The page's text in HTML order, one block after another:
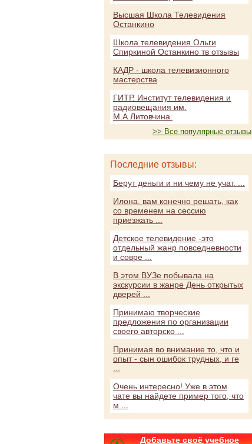
Высшая Школа Телевидения
Останкино
Школа телевидения Ольги
Спиркиной Останкино тв отзывы
КАДР - школа телевизионного
мастерства
ГИТР. Институт телевидения и
радиовещания им.
М.А.Литовчина.
>> Все популярные отзывы
Последние отзывы:
Берут деньги и ни чему не учат. ...
Илона, вам конечно решать, как
со временем на сессию
приезжать ...
Детское телевидение -это
отдельный жанр повседневности
и совре ...
В этом ВУЗе побывала на
экскурсии в жанре День открытых
дверей ...
Принимаю творческие
предложения по организации
своего авторско ...
Принимая во внимание то, что и
опыт - сын ошибок трудных, и ге
Очень интересно! Уже в этом
чате вы найдете пример того, что
м ...
Добавьте своё учебное